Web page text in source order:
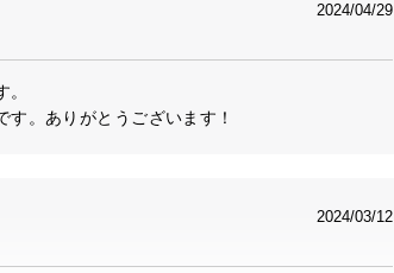
2024/04/29
。ありがとうございます！
2024/03/12